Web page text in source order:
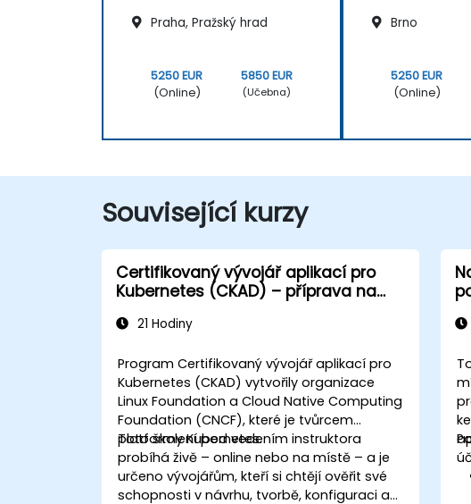
Praha, Pražský hrad
5250 EUR
(Online)
5850 EUR
(Učebna)
Brno
5250 EUR
(Online)
Související kurzy
Certifikovaný vývojář aplikací pro
Kubernetes (CKAD) – příprava na
21 Hodiny
Program Certifikovaný vývojář aplikací pro
Kubernetes (CKAD) vytvořily organizace
Linux Foundation a Cloud Native Computing
Foundation (CNCF), které je tvůrcem
platformy Kubernetes.
Toto školení pod vedením instruktora
probíhá živě – online nebo na místě – a je
určeno vývojářům, kteří si chtějí ověřit své
schopnosti v návrhu, tvorbě, konfiguraci a